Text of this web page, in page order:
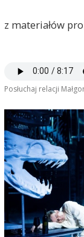
z materiałów
Posłuchaj relacji